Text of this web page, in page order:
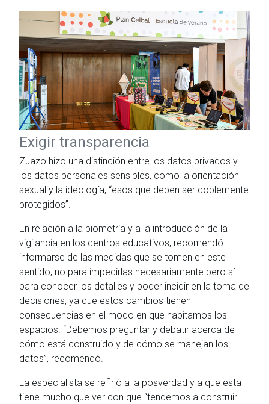
Exigir transparencia
Zuazo hizo una distinción entre los datos privados y
los datos personales sensibles, como la orientación
sexual y la ideología, “esos que deben ser doblemente
protegidos”.
En relación a la biometría y a la introducción de la
vigilancia en los centros educativos, recomendó
informarse de las medidas que se tomen en este
sentido, no para impedirlas necesariamente pero sí
para conocer los detalles y poder incidir en la toma de
decisiones, ya que estos cambios tienen
consecuencias en el modo en que habitamos los
espacios. “Debemos preguntar y debatir acerca de
cómo está construido y de cómo se manejan los
datos”, recomendó.
La especialista se refirió a la posverdad y a que esta
tiene mucho que ver con que “tendemos a construir